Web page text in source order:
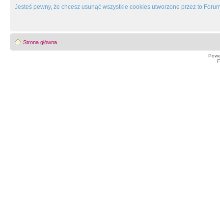
Jesteś pewny, że chcesz usunąć wszystkie cookies utworzone przez to
Strona główna